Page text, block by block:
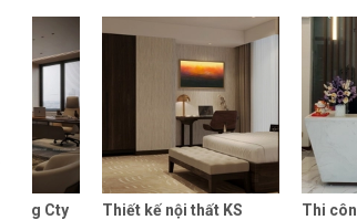
Thiết kế nội thất KS
Thi công nội